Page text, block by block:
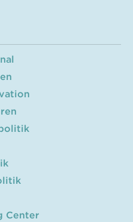
Center